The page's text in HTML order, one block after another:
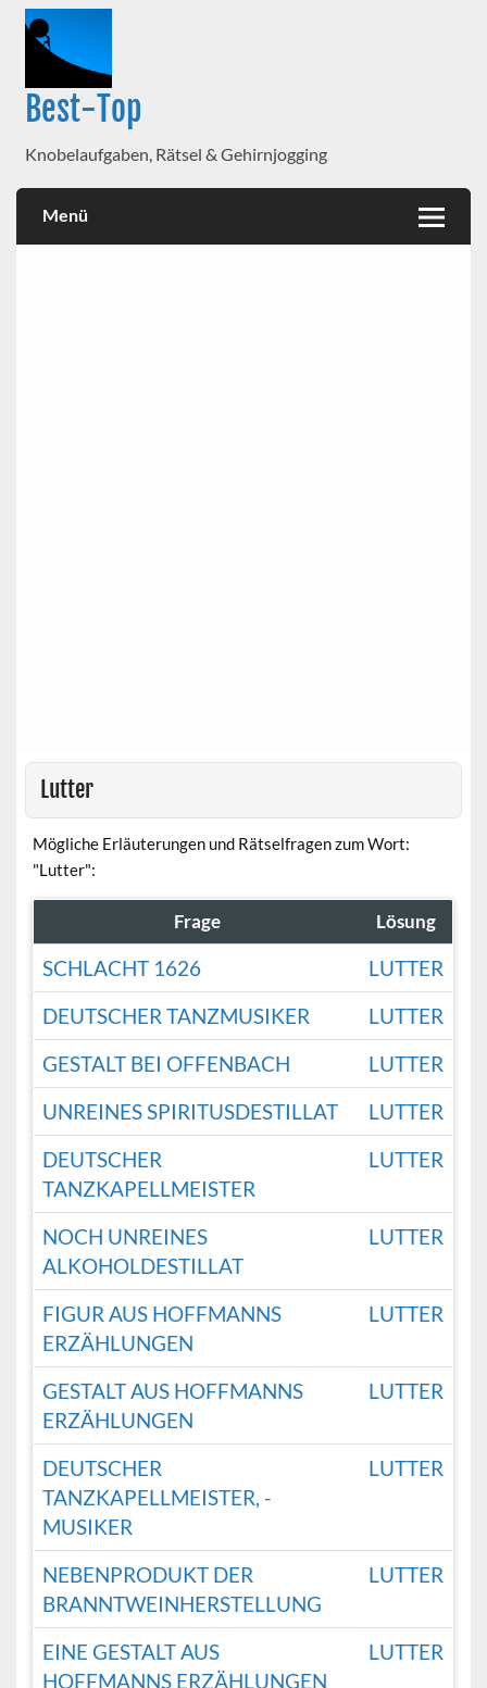
Best-Top
Knobelaufgaben, Rätsel & Gehirnjogging
Menü
Lutter
Mögliche Erläuterungen und Rätselfragen zum Wort:
"Lutter":
Frage Lösung
SCHLACHT 1626
LUTTER
DEUTSCHER TANZMUSIKER
LUTTER
GESTALT BEI OFFENBACH
LUTTER
UNREINES SPIRITUSDESTILLAT
LUTTER
DEUTSCHER
TANZKAPELLMEISTER
LUTTER
NOCH UNREINES
ALKOHOLDESTILLAT
LUTTER
FIGUR AUS HOFFMANNS
ERZÄHLUNGEN
LUTTER
GESTALT AUS HOFFMANNS
ERZÄHLUNGEN
LUTTER
DEUTSCHER
TANZKAPELLMEISTER, -
MUSIKER
LUTTER
NEBENPRODUKT DER
BRANNTWEINHERSTELLUNG
LUTTER
EINE GESTALT AUS
HOFFMANNS ERZÄHLUNGEN
LUTTER